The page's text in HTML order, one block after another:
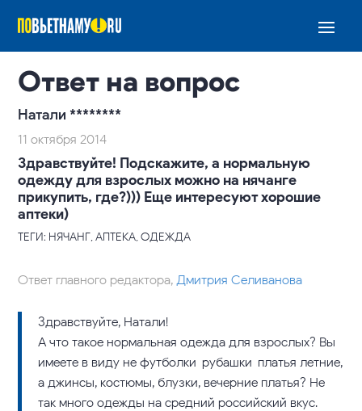
Ответ на вопрос
Натали ********
11 октября 2014
Здравствуйте! Подскажите, а нормальную
одежду для взрослых можно на нячанге
прикупить, где?))) Еще интересуют хорошие
аптеки)
ТЕГИ: НЯЧАНГ, АПТЕКА, ОДЕЖДА
Ответ главного редактора,Дмитрия Селиванова
Здравствуйте, Натали!
А что такое нормальная одежда для взрослых? Вы
имеете в виду не футболки-рубашки-платья летние,
а джинсы, костюмы, блузки, вечерние платья? Не
так много одежды на средний российский вкус.